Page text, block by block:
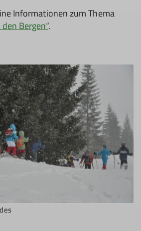
Informationen zum Thema
Bergen“.